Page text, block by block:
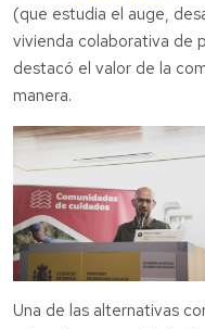
(que estudia el auge,
vivienda colaborativa de
destacó el valor de la
manera.
Una de las alternativas